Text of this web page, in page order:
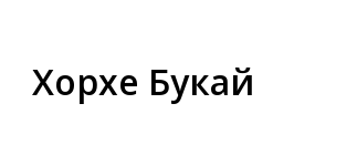
Хорхе Букай